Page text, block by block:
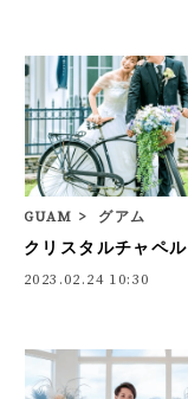
GUAM グアム
クリスタルチャペル
2023.02.24 10:30